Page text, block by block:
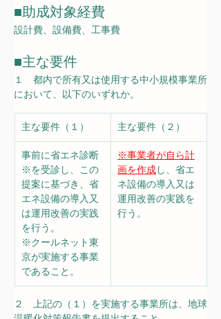
■助成対象経費
設計費、設備費、工事費
■主な要件
１　都内で所有又は使用する中小規模事業所
において、以下のいずれか。
主な要件（１） 主な要件（２）
事前に省エネ診断
※を受診し、この
提案に基づき、省
エネ設備の導入又
は運用改善の実践
を行う。
※クールネット東
京が実施する事業
であること。
※事業者が自ら計
画を作成し、省エ
ネ設備の導入又は
運用改善の実践を
行う。
２　上記の（１）を実施する事業所は、地球